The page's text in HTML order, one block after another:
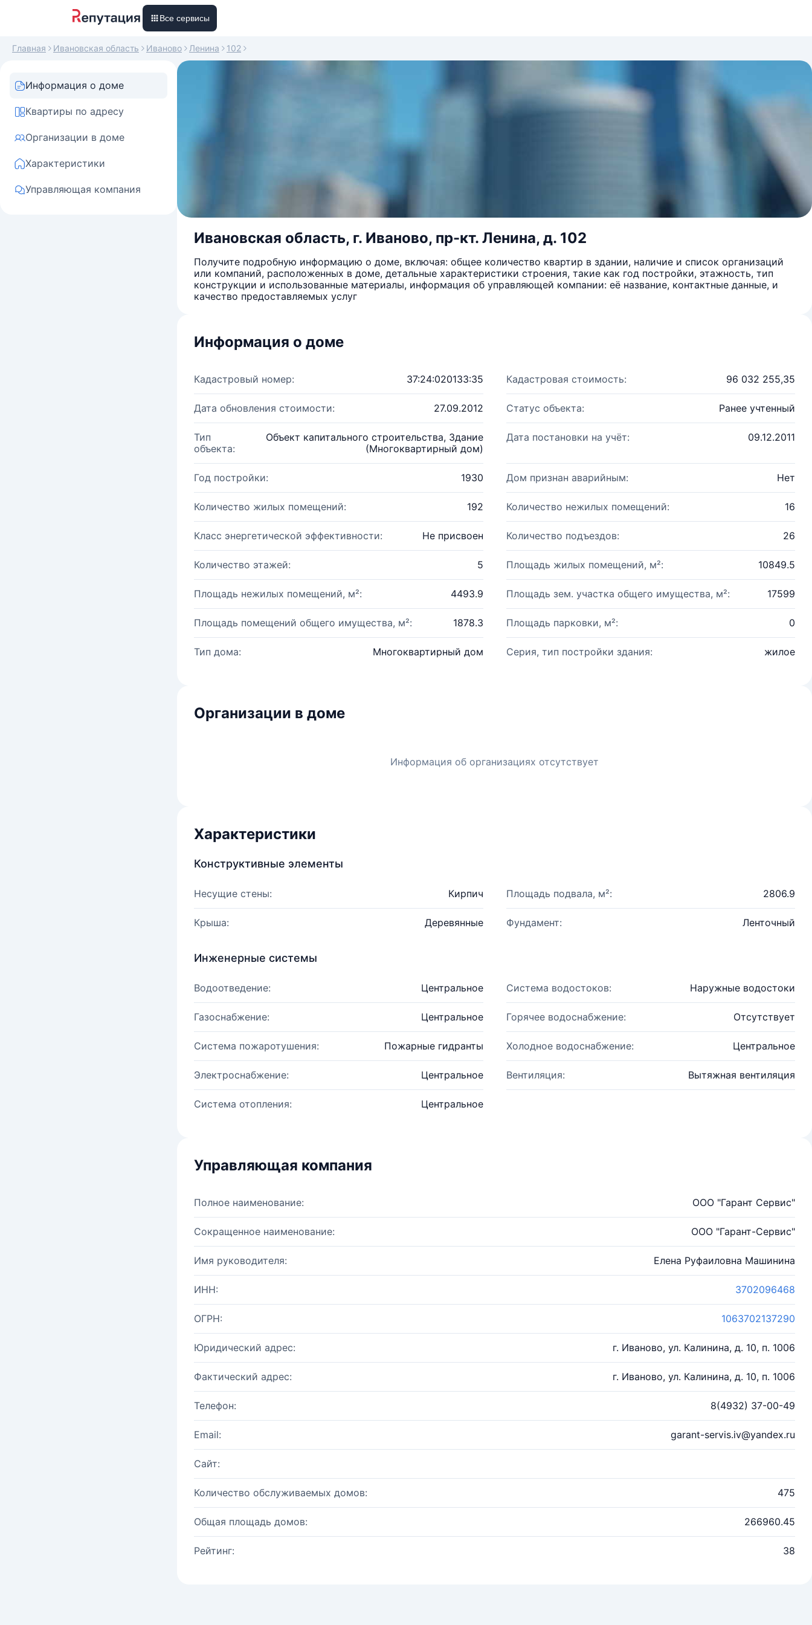
Все сервисы
Главная Ивановская область Иваново Ленина 102
Информация о доме
Квартиры по адресу
Организации в доме
Характеристики
Управляющая компания
Ивановская область, г. Иваново, пр-кт. Ленина, д. 102
Получите подробную информацию о доме, включая: общее количество квартир в здании, наличие и список организаций
или компаний, расположенных в доме, детальные характеристики строения, такие как год постройки, этажность, тип
конструкции и использованные материалы, информация об управляющей компании: её название, контактные данные, и
качество предоставляемых услуг
Информация о доме
Кадастровый номер: 37:24:020133:35 Кадастровая стоимость: 96 032 255,35
Дата обновления стоимости: 27.09.2012 Статус объекта: Ранее учтенный
Тип
объекта:
Объект капитального строительства, Здание
(Многоквартирный дом)
Дата постановки на учёт: 09.12.2011
Год постройки: 1930 Дом признан аварийным: Нет
Количество жилых помещений: 192 Количество нежилых помещений: 16
Класс энергетической эффективности: Не присвоен Количество подъездов: 26
Количество этажей: 5 Площадь жилых помещений, м²: 10849.5
Площадь нежилых помещений, м²: 4493.9 Площадь зем. участка общего имущества, м²: 17599
Площадь помещений общего имущества, м²: 1878.3 Площадь парковки, м²: 0
Тип дома: Многоквартирный дом Серия, тип постройки здания: жилое
Организации в доме
Информация об организациях отсутствует
Характеристики
Конструктивные элементы
Несущие стены: Кирпич Площадь подвала, м²: 2806.9
Крыша: Деревянные Фундамент: Ленточный
Инженерные системы
Водоотведение: Центральное Система водостоков: Наружные водостоки
Газоснабжение: Центральное Горячее водоснабжение: Отсутствует
Система пожаротушения: Пожарные гидранты Холодное водоснабжение: Центральное
Электроснабжение: Центральное Вентиляция: Вытяжная вентиляция
Система отопления: Центральное
Управляющая компания
Полное наименование: ООО "Гарант Сервис"
Сокращенное наименование: ООО "Гарант-Сервис"
Имя руководителя: Елена Руфаиловна Машинина
ИНН: 3702096468
ОГРН: 1063702137290
Юридический адрес: г. Иваново, ул. Калинина, д. 10, п. 1006
Фактический адрес: г. Иваново, ул. Калинина, д. 10, п. 1006
Телефон: 8(4932) 37-00-49
Email: garant-servis.iv@yandex.ru
Сайт:
Количество обслуживаемых домов: 475
Общая площадь домов: 266960.45
Рейтинг: 38